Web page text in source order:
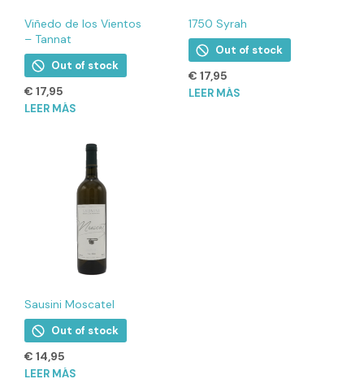
Viñedo de los Vientos
– Tannat
Out of stock
€ 17,95
LEER MÁS
1750 Syrah
Out of stock
€ 17,95
LEER MÁS
Sausini Moscatel
Out of stock
€ 14,95
LEER MÁS